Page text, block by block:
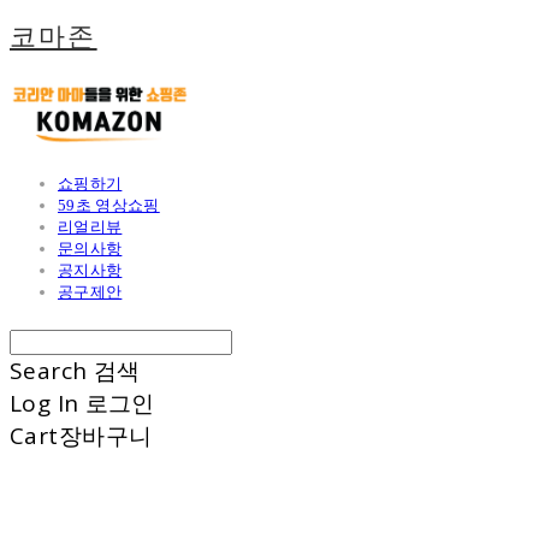
코마존
쇼핑하기
59초 영상쇼핑
리얼리뷰
문의사항
공지사항
공구제안
Search 검색
Log In 로그인
Cart장바구니